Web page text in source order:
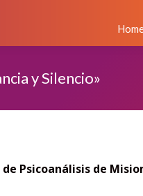
y Silencio»
de Psicoanálisis de